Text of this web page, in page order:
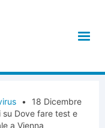
•
18 Dicembre
su Dove fare test e
a Vienna